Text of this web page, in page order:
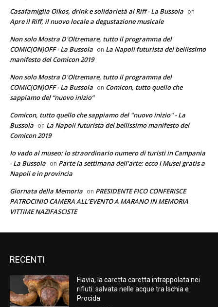
Casafamiglia Oikos, drink e solidarietà al Riff - La Bussola on
Apre il Riff, il nuovo locale a degustazione musicale
Non solo Mostra D'Oltremare, tutto il programma del
COMIC(ON)OFF - La Bussola on La Napoli futurista del bellissimo
manifesto del Comicon 2019
Non solo Mostra D'Oltremare, tutto il programma del
COMIC(ON)OFF - La Bussola on Comicon, tutto quello che
sappiamo del “nuovo inizio”
Comicon, tutto quello che sappiamo del "nuovo inizio" - La
Bussola on La Napoli futurista del bellissimo manifesto del
Comicon 2019
Io vado al museo: lo straordinario numero di turisti in Campania
- La Bussola on Parte la settimana dell’arte: ecco i Musei gratis a
Napoli e in provincia
Giornata della Memoria on PRESIDENTE FICO CONFERISCE
PATROCINIO CAMERA ALL’EVENTO A MARANO IN MEMORIA
VITTIME NAZIFASCISTE
RECENTI
Flavia, la caretta caretta intrappolata nei
rifiuti: salvata nelle acque tra Ischia e
Procida